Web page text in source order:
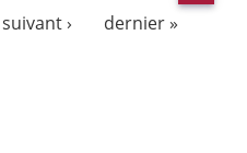
suivant › dernier »